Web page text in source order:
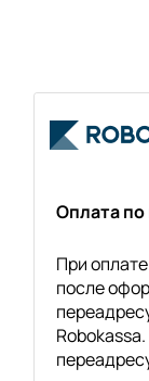
Оплата по
При
после